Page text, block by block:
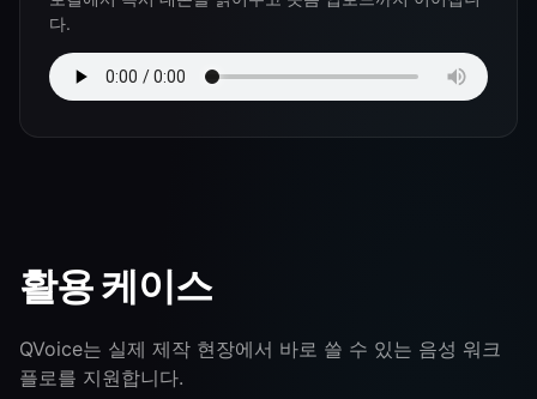
다.
활용 케이스
QVoice는 실제 제작 현장에서 바로 쓸 수 있는 음성 워크
플로를 지원합니다.